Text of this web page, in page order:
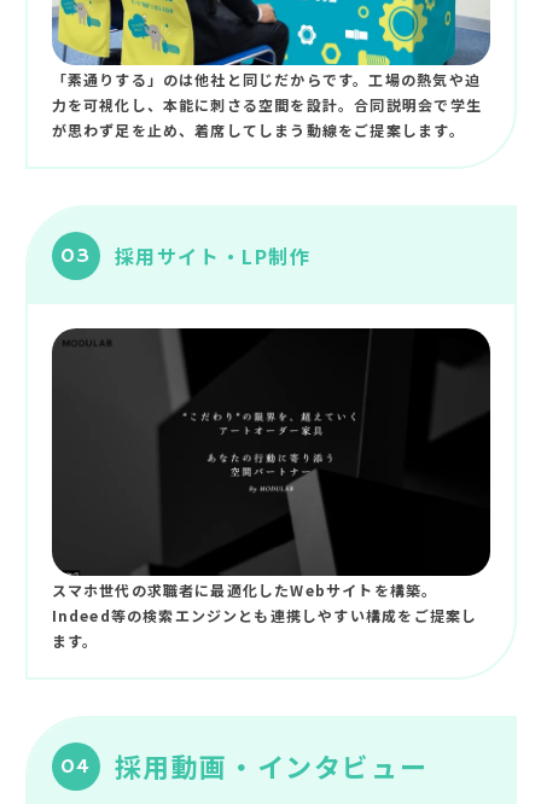
「素通りする」のは他社と同じだからです。工場の熱気や迫
力を可視化し、本能に刺さる空間を設計。合同説明会で学生
が思わず足を止め、着席してしまう動線をご提案します。
03 採用サイト・LP制作
スマホ世代の求職者に最適化したWebサイトを構築。
Indeed等の検索エンジンとも連携しやすい構成をご提案し
ます。
04 採用動画・インタビュー